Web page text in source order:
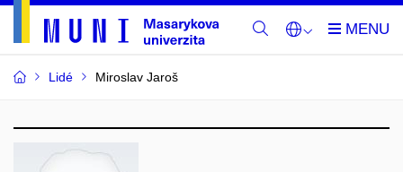
Lidé Miroslav Jaroš